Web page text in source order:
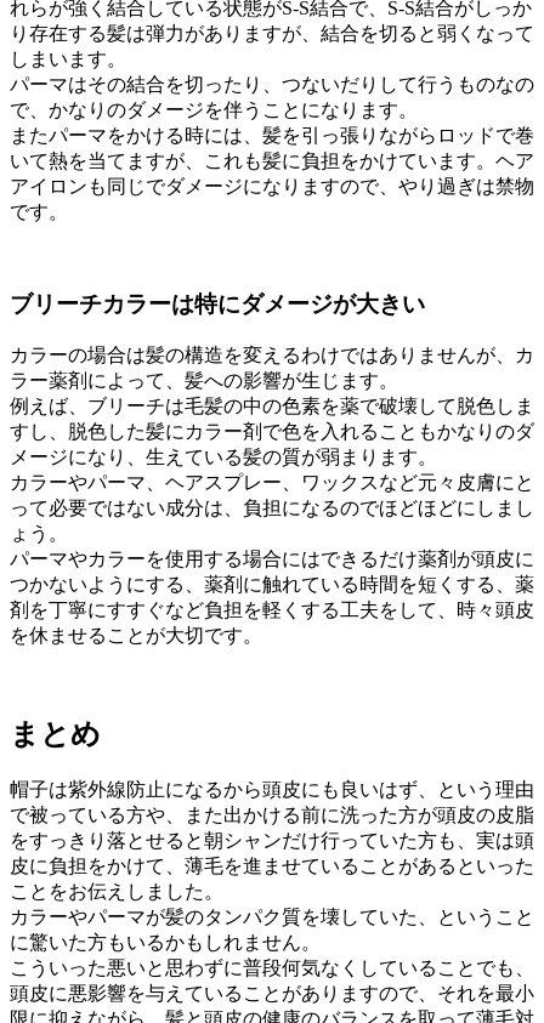
れらが強く結合している状態がS-S結合で、S-S結合がしっか
り存在する髪は弾力がありますが、結合を切ると弱くなって
しまいます。
パーマはその結合を切ったり、つないだりして行うものなの
で、かなりのダメージを伴うことになります。
またパーマをかける時には、髪を引っ張りながらロッドで巻
いて熱を当てますが、これも髪に負担をかけています。ヘア
アイロンも同じでダメージになりますので、やり過ぎは禁物
です。
ブリーチカラーは特にダメージが大きい
カラーの場合は髪の構造を変えるわけではありませんが、カ
ラー薬剤によって、髪への影響が生じます。
例えば、ブリーチは毛髪の中の色素を薬で破壊して脱色しま
すし、脱色した髪にカラー剤で色を入れることもかなりのダ
メージになり、生えている髪の質が弱まります。
カラーやパーマ、ヘアスプレー、ワックスなど元々皮膚にと
って必要ではない成分は、負担になるのでほどほどにしまし
ょう。
パーマやカラーを使用する場合にはできるだけ薬剤が頭皮に
つかないようにする、薬剤に触れている時間を短くする、薬
剤を丁寧にすすぐなど負担を軽くする工夫をして、時々頭皮
を休ませることが大切です。
まとめ
帽子は紫外線防止になるから頭皮にも良いはず、という理由
で被っている方や、また出かける前に洗った方が頭皮の皮脂
をすっきり落とせると朝シャンだけ行っていた方も、実は頭
皮に負担をかけて、薄毛を進ませていることがあるといった
ことをお伝えしました。
カラーやパーマが髪のタンパク質を壊していた、ということ
に驚いた方もいるかもしれません。
こういった悪いと思わずに普段何気なくしていることでも、
頭皮に悪影響を与えていることがありますので、それを最小
限に抑えながら、髪と頭皮の健康のバランスを取って薄毛対